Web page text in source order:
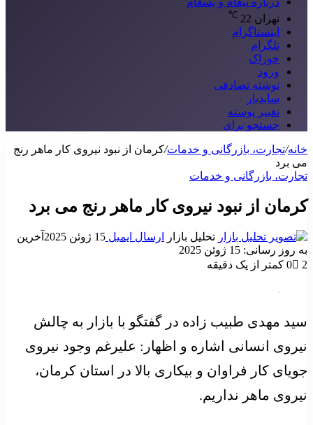
تهران 22
℃
اینستاگرام
تلگرام
خوراک
ورود
نوشته تصادفی
سایدبار
تغییر پوسته
جستجو برای
خانه/تجارت، بازرگانی و خدمات/کرمان از نبود نیروی کار ماهر رنج
می برد
تجارت، بازرگانی و خدمات
کرمان از نبود نیروی کار ماهر رنج می برد
تحلیل بازار ارسال ایمیل 15 ژوئن 2025
آخرین
به روز رسانی: 15 ژوئن 2025
0
2 کمتر از یک دقیقه
سید مهدی طبیب زاده در گفتگو با بازار به چالش
نیروی انسانی اشاره و اظهار: علیرغم وجود نیروی
جویای کار فراوان و بیکاری بالا در استان کرمان،
نیروی ماهر نداریم.